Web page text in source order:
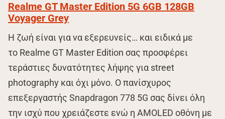
Realme GT Master Edition 5G 6GB 128GB
Voyager Grey
Η ζωή είναι για να εξερευνείς… και ειδικά με
το Realme GT Master Edition σας προσφέρει
τεράστιες δυνατότητες λήψης για street
photography και όχι μόνο. Ο πανίσχυρος
επεξεργαστής Snapdragon 778 5G σας δίνει όλη
την ισχύ που χρειάζεστε ενώ η AMOLED οθόνη με